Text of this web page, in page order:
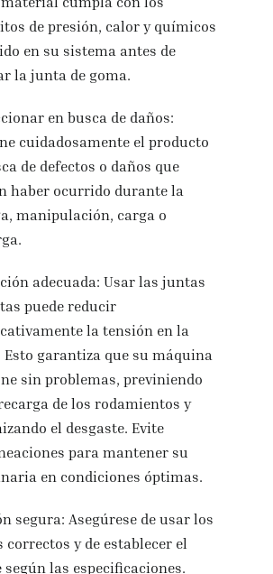
de presión, calor y químicos
en su sistema antes de
la junta de goma.
en busca de daños:
cuidadosamente el producto
de defectos o daños que
haber ocurrido durante la
manipulación, carga o
adecuada: Usar las juntas
puede reducir
la tensión en la
garantiza que su máquina
sin problemas, previniendo
de los rodamientos y
el desgaste. Evite
para mantener su
en condiciones óptimas.
segura: Asegúrese de usar los
correctos y de establecer el
según las especificaciones.